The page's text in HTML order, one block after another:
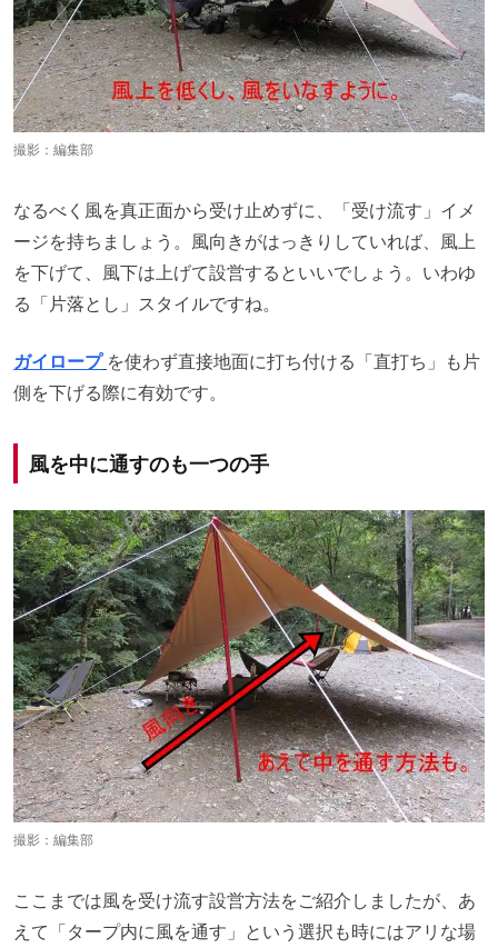
撮影：編集部
なるべく風を真正面から受け止めずに、「受け流す」イメ
ージを持ちましょう。風向きがはっきりしていれば、風上
を下げて、風下は上げて設営するといいでしょう。いわゆ
る「片落とし」スタイルですね。
ガイロープ を使わず直接地面に打ち付ける「直打ち」も片
側を下げる際に有効です。
風を中に通すのも一つの手
撮影：編集部
ここまでは風を受け流す設営方法をご紹介しましたが、あ
えて「タープ内に風を通す」という選択も時にはアリな場